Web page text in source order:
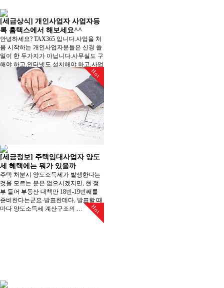
[세금상식] 개인사업자 사업자등
록 홈택스에서 해보세요^^
안녕하세요? TAX365 입니다.사업을 처
음 시작하는 개인사업자분들은 신경 쓸
일이 한 두가지가 아닙니다.사무실도 구
해야 하고,인터넷도 설치해야 하고,사업
자등록신청도 해야 하죠.◆…
Hot
[세금정보] 주택임대사업자 양도
세 혜택에는 뭐가 있을까
주택 처분시 양도소득세가 발생한다는
것을 모르는 분은 없으시겠지만, 현 정
부 들어 부동산 대책만 18번-19번째를
준비한다는군요-발표한데다, ​발표할 때
마다 양도소득세 계산구조의 …
Hot